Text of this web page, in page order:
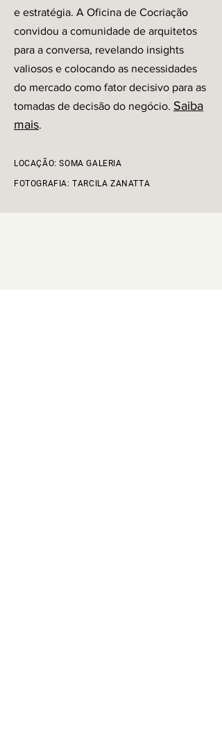
e estratégia. A Oficina de Cocriação
convidou a comunidade de arquitetos
para a conversa, revelando insights
valiosos e colocando as necessidades
do mercado como fator decisivo para as
tomadas de decisão do negócio. Saiba
mais.
LOCAÇÃO: SOMA GALERIA
FOTOGRAFIA: TARCILA ZANATTA